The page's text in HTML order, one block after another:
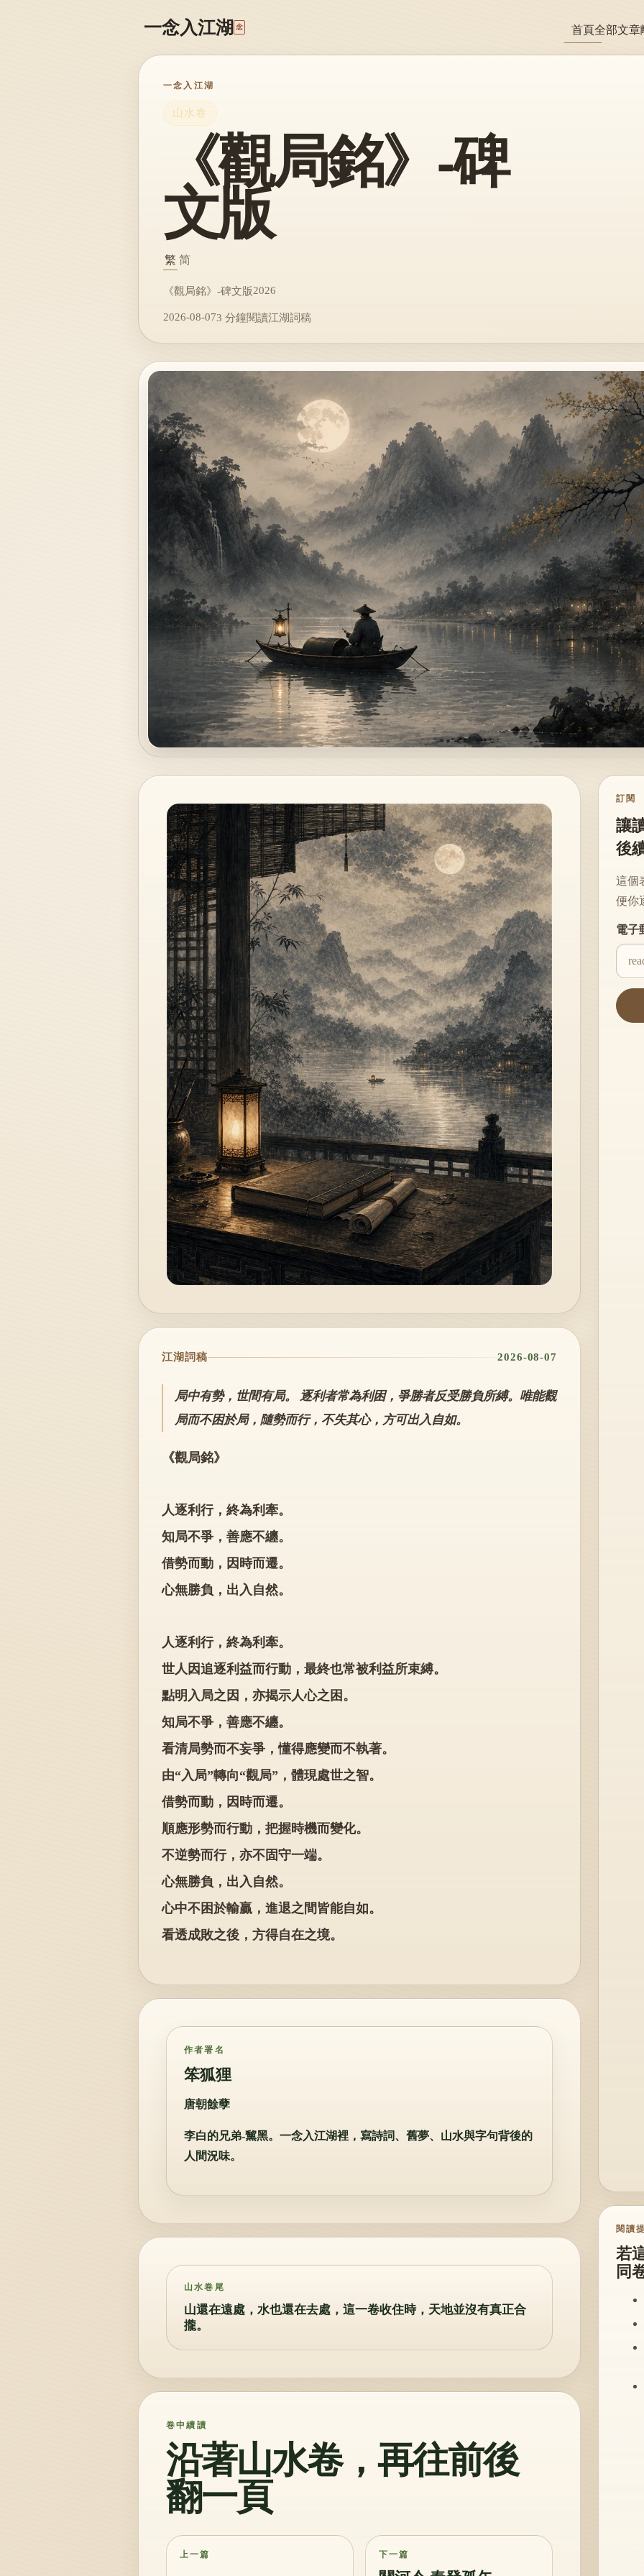
一念入江湖 念 首頁全部文章
一念入江湖
山水卷
《觀局銘》-碑
文版
繁 简
《觀局銘》-碑文版2026
2026-08-073 分鐘閱讀江湖詞稿
江湖詞稿 2026-08-07
局中有勢，世間有局。 逐利者常為利困，爭勝者反受勝負所縛。唯能觀
局而不困於局，隨勢而行，不失其心，方可出入自如。
《觀局銘》
人逐利行，終為利牽。
知局不爭，善應不纏。
借勢而動，因時而遷。
心無勝負，出入自然。
人逐利行，終為利牽。
世人因追逐利益而行動，最終也常被利益所束縛。
點明入局之因，亦揭示人心之困。
知局不爭，善應不纏。
看清局勢而不妄爭，懂得應變而不執著。
由“入局”轉向“觀局”，體現處世之智。
借勢而動，因時而遷。
順應形勢而行動，把握時機而變化。
不逆勢而行，亦不固守一端。
心無勝負，出入自然。
心中不困於輸贏，進退之間皆能自如。
看透成敗之後，方得自在之境。
作者署名
笨狐狸
唐朝餘孽
李白的兄弟-黧黑。一念入江湖裡，寫詩詞、舊夢、山水與字句背後的
人間況味。
山水卷尾
山還在遠處，水也還在去處，這一卷收住時，天地並沒有真正合
攏。
卷中續讀
沿著山水卷，再往前後
翻一頁
上一篇 下一篇
訂閱
讓
後
這個
便你
電子
閱讀
若
同